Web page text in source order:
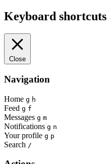
Keyboard shortcuts
Close
Navigation
Home g h
Feed g f
Messages g m
Notifications g n
Your profile g p
Search /